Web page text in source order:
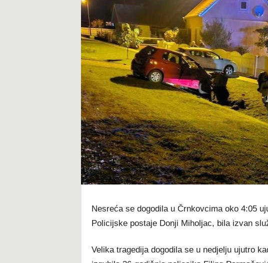
n
e
Nesreća se dogodila u Črnkovcima oko 4:05
Policijske postaje Donji Miholjac, bila izvan
Velika tragedija dogodila se u nedjelju ujutro